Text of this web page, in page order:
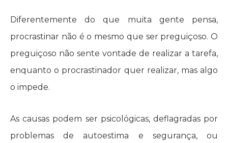
Diferentemente do que muita gente pensa,
procrastinar não é o mesmo que ser preguiçoso. O
preguiçoso não sente vontade de realizar a tarefa,
enquanto o procrastinador quer realizar, mas algo
o impede.
As causas podem ser psicológicas, deflagradas por
problemas de autoestima e segurança, ou